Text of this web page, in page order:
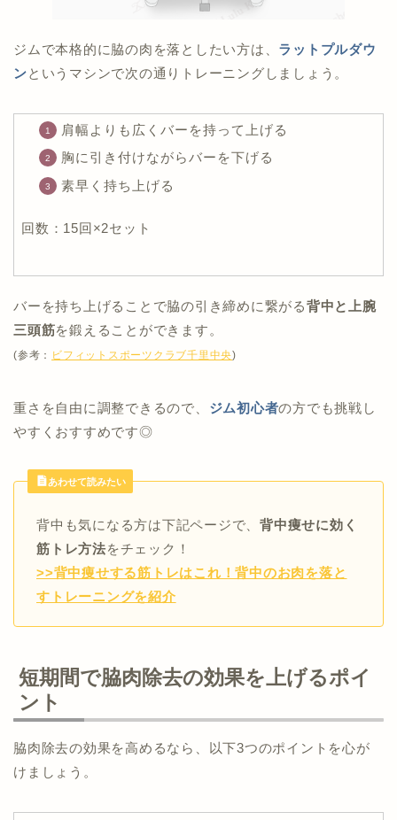
ジムで本格的に脇の肉を落としたい方は、 ラットプルダウ
ンというマシンで次の通りトレーニングしましょう。
肩幅よりも広くバーを持って上げる
胸に引き付けながらバーを下げる
素早く持ち上げる
回数：15回×2セット
バーを持ち上げることで脇の引き締めに繋がる背中と上腕
三頭筋を鍛えることができます。
(参考： ビフィットスポーツクラブ千里中央)
重さを自由に調整できるので、 ジム初心者の方でも挑戦し
やすくおすすめです◎
あわせて読みたい
背中も気になる方は下記ページで、背中痩せに効く
筋トレ方法をチェック！
>>背中痩せする筋トレはこれ！背中のお肉を落と
すトレーニングを紹介
短期間で脇肉除去の効果を上げるポイ
ント
脇肉除去の効果を高めるなら、以下3つのポイントを心が
けましょう。